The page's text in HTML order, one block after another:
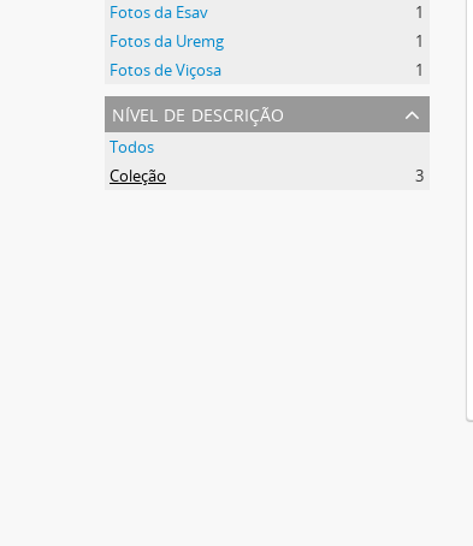
Fotos da Esav
1
Fotos da Uremg
1
Fotos de Viçosa
1
nível de descrição
Todos
Coleção
3